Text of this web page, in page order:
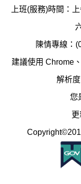
上班(服務)時間：
陳情專線：
建議使用 Chrome
解析
您